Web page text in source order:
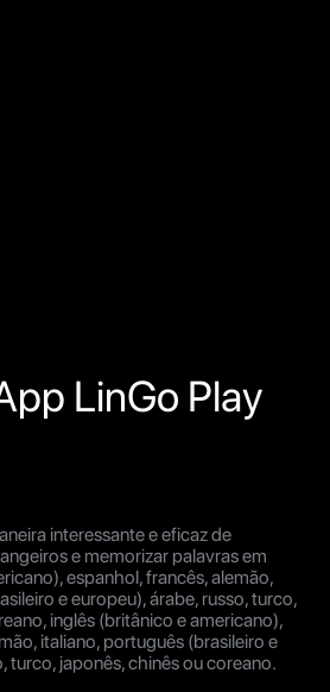
LinGo Play
interessante e eficaz de
e memorizar palavras em
espanhol, francês, alemão,
e europeu), árabe, russo, turco,
inglês (britânico e americano),
italiano, português (brasileiro e
turco, japonês, chinês ou coreano.